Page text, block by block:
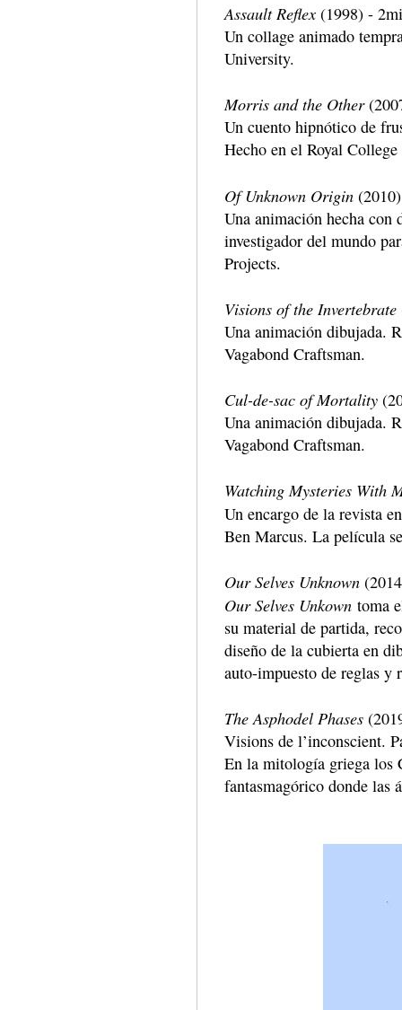
Assault Reflex (1998) -
Un collage animado
University.
Morris and the Other
Un cuento hipnótico de
Hecho en el Royal
Of Unknown Origin
Una animación hecha con
investigador del mundo
Projects.
Visions of the Invertebrate
Una animación dibujada.
Vagabond Craftsman.
Cul-de-sac of Mortality
Una animación dibujada.
Vagabond Craftsman.
Watching Mysteries With
Un encargo de la revista
Ben Marcus. La película
Our Selves Unknown
Our Selves Unkown toma
su material de partida,
diseño de la cubierta en
auto-impuesto de reglas y
The Asphodel Phases
Visions de l’inconscient.
En la mitología griega los
fantasmagórico donde las